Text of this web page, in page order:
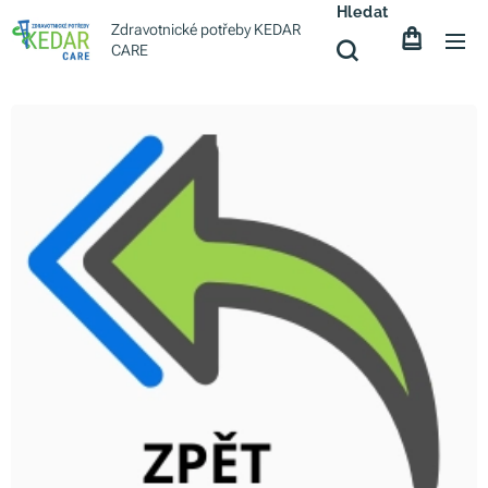
Zdravotnické potřeby KEDAR
CARE
Hledat